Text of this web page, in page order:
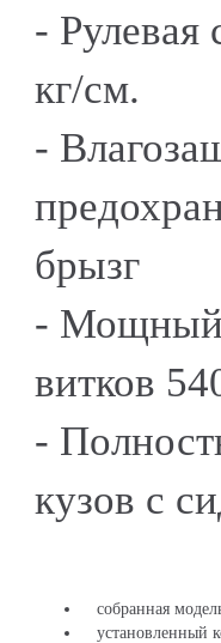
- Рулевая
кг/см.
-
брызг
- Мощный
витков
-
кузов с
собранная
установленный